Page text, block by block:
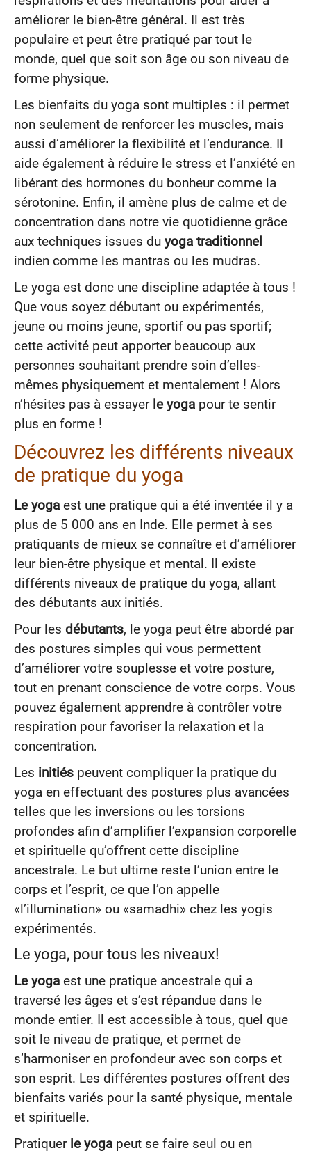
améliorer le bien-être général. Il est très
populaire et peut être pratiqué par tout le
monde, quel que soit son âge ou son niveau de
forme physique.
Les bienfaits du yoga sont multiples : il permet
non seulement de renforcer les muscles, mais
aussi d’améliorer la flexibilité et l’endurance. Il
aide également à réduire le stress et l’anxiété en
libérant des hormones du bonheur comme la
sérotonine. Enfin, il amène plus de calme et de
concentration dans notre vie quotidienne grâce
aux techniques issues du yoga traditionnel
indien comme les mantras ou les mudras.
Le yoga est donc une discipline adaptée à tous !
Que vous soyez débutant ou expérimentés,
jeune ou moins jeune, sportif ou pas sportif;
cette activité peut apporter beaucoup aux
personnes souhaitant prendre soin d’elles-
mêmes physiquement et mentalement ! Alors
n’hésites pas à essayer le yoga pour te sentir
plus en forme !
Découvrez les différents niveaux
de pratique du yoga
Le yoga est une pratique qui a été inventée il y a
plus de 5 000 ans en Inde. Elle permet à ses
pratiquants de mieux se connaître et d’améliorer
leur bien-être physique et mental. Il existe
différents niveaux de pratique du yoga, allant
des débutants aux initiés.
Pour les débutants, le yoga peut être abordé par
des postures simples qui vous permettent
d’améliorer votre souplesse et votre posture,
tout en prenant conscience de votre corps. Vous
pouvez également apprendre à contrôler votre
respiration pour favoriser la relaxation et la
concentration.
Les initiés peuvent compliquer la pratique du
yoga en effectuant des postures plus avancées
telles que les inversions ou les torsions
profondes afin d’amplifier l’expansion corporelle
et spirituelle qu’offrent cette discipline
ancestrale. Le but ultime reste l’union entre le
corps et l’esprit, ce que l’on appelle
«l’illumination» ou «samadhi» chez les yogis
expérimentés.
Le yoga, pour tous les niveaux!
Le yoga est une pratique ancestrale qui a
traversé les âges et s’est répandue dans le
monde entier. Il est accessible à tous, quel que
soit le niveau de pratique, et permet de
s’harmoniser en profondeur avec son corps et
son esprit. Les différentes postures offrent des
bienfaits variés pour la santé physique, mentale
et spirituelle.
Pratiquer le yoga peut se faire seul ou en